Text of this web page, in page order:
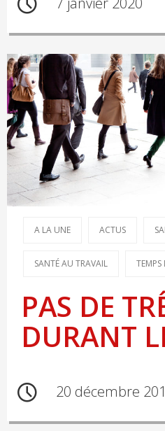
A LA UNE ACTUS
SANTÉ AU TRAVAIL TEMPS
PAS DE
DURANT
20 décembre